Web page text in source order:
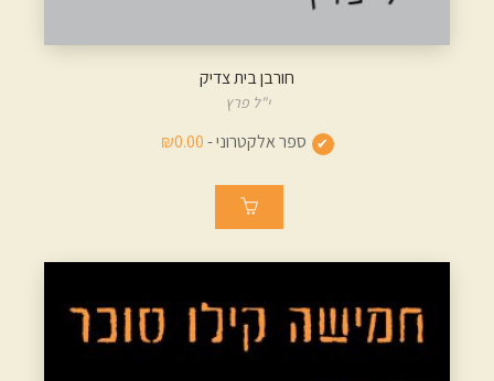
חורבן בית צדיק
י"ל פרץ
ספר אלקטרוני -₪0.00